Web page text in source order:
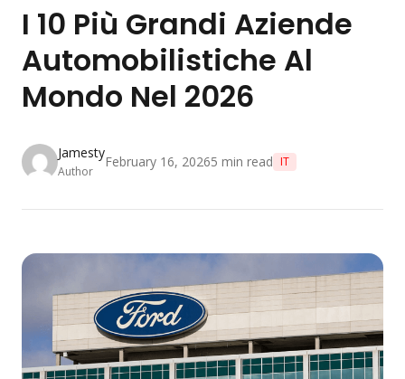
I 10 Più Grandi Aziende
Automobilistiche Al
Mondo Nel 2026
Jamesty
Author
February 16, 20265 min read IT